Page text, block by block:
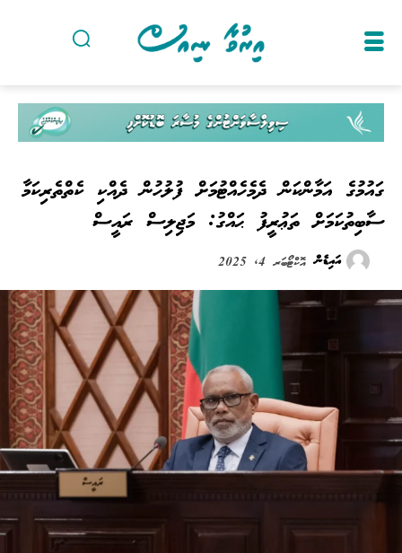
ގައުމުގެ އަމާންކަން ދެމެހެއްޓުމަށް ފުލުހުން ދެއްކި ކެތްތެރިކަމާ
ސާބިތުކަމަށް ތަޢުރީފު ޙައްގު: މަޖިލިސް ރައީސް
އައިޑެން އޮކްޓޯބަރ 4, 2025